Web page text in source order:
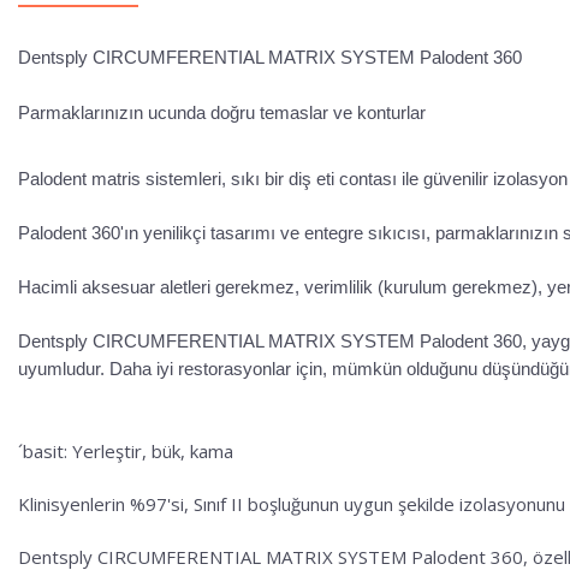
Dentsply CIRCUMFERENTIAL MATRIX SYSTEM Palodent 360
Parmaklarınızın ucunda doğru temaslar ve konturlar
Palodent matris sistemleri, sıkı bir diş eti contası ile güvenilir
Palodent 360'ın yenilikçi tasarımı ve entegre sıkıcısı,
Hacimli aksesuar aletleri gerekmez, verimlilik (kurulum gerekmez),
Dentsply CIRCUMFERENTIAL MATRIX SYSTEM Palodent 360,
uyumludur. Daha iyi restorasyonlar için, mümkün olduğunu
´basit: Yerleştir, bük, kama
Klinisyenlerin %97'si, Sınıf II boşluğunun uygun şekilde
Dentsply CIRCUMFERENTIAL MATRIX SYSTEM Palodent 360,